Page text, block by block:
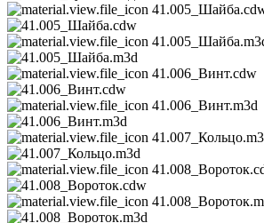
41.006_Винт.cdw
41.006_Винт.m3d